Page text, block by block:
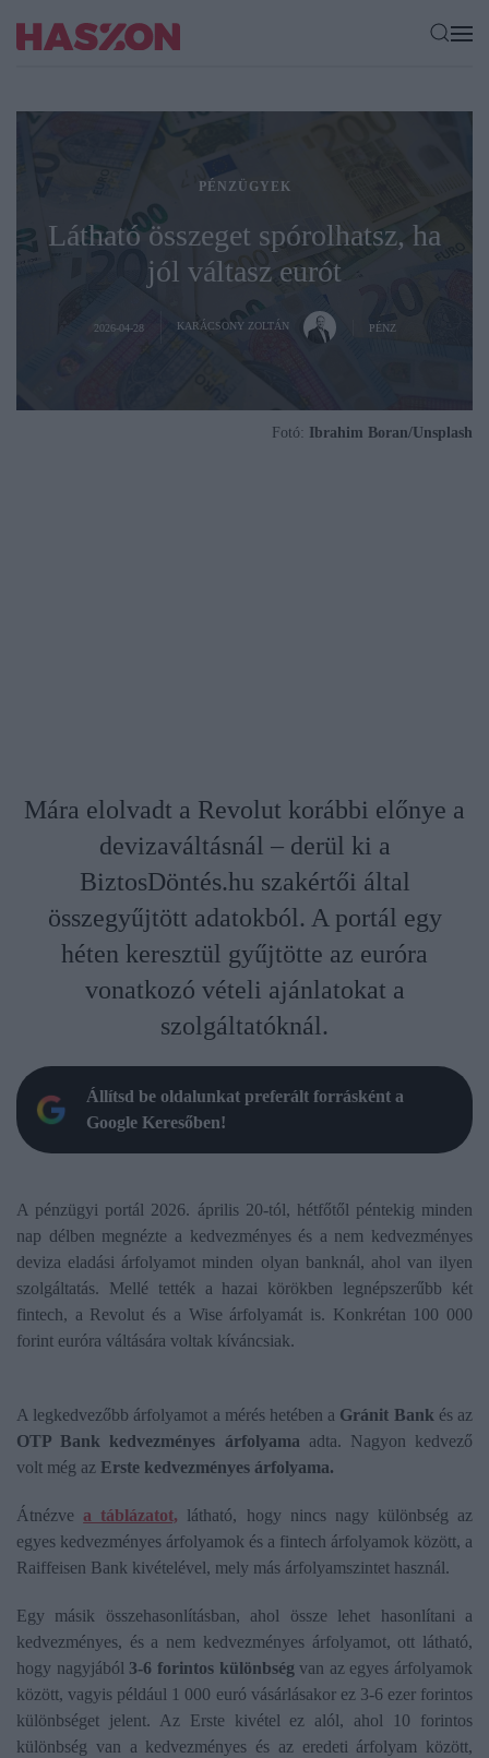
PÉNZÜGYEK
Látható összeget spórolhatsz, ha
jól váltasz eurót
2026-04-28 KARÁCSONY ZOLTÁN PÉNZ
Fotó: Ibrahim Boran/Unsplash
Mára elolvadt a Revolut korábbi előnye a
devizaváltásnál – derül ki a
BiztosDöntés.hu szakértői által
összegyűjtött adatokból. A portál egy
héten keresztül gyűjtötte az euróra
vonatkozó vételi ajánlatokat a
szolgáltatóknál.
Állítsd be oldalunkat preferált forrásként a
Google Keresőben!
A pénzügyi portál 2026. április 20-tól, hétfőtől péntekig minden
nap délben megnézte a kedvezményes és a nem kedvezményes
deviza eladási árfolyamot minden olyan banknál, ahol van ilyen
szolgáltatás. Mellé tették a hazai körökben legnépszerűbb két
fintech, a Revolut és a Wise árfolyamát is. Konkrétan 100 000
forint euróra váltására voltak kíváncsiak.
A legkedvezőbb árfolyamot a mérés hetében a Gránit Bank és az
OTP Bank kedvezményes árfolyama adta. Nagyon kedvező
volt még az Erste kedvezményes árfolyama.
Átnézve a táblázatot, látható, hogy nincs nagy különbség az
egyes kedvezményes árfolyamok és a fintech árfolyamok között, a
Raiffeisen Bank kivételével, mely más árfolyamszintet használ.
Egy másik összehasonlításban, ahol össze lehet hasonlítani a
kedvezményes, és a nem kedvezményes árfolyamot, ott látható,
hogy nagyjából 3-6 forintos különbség van az egyes árfolyamok
között, vagyis például 1 000 euró vásárlásakor ez 3-6 ezer forintos
különbséget jelent. Az Erste kivétel ez alól, ahol 10 forintos
különbség van a kedvezményes és az eredeti árfolyam között,